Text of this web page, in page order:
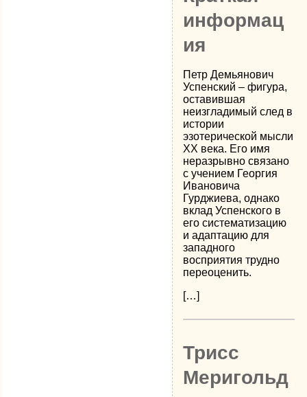
информац
ия
Петр Демьянович
Успенский – фигура,
оставившая
неизгладимый след в
истории
эзотерической мысли
XX века. Его имя
неразрывно связано
с учением Георгия
Ивановича
Гурджиева, однако
вклад Успенского в
его систематизацию
и адаптацию для
западного
восприятия трудно
переоценить.
[…]
Трисс
Меригольд